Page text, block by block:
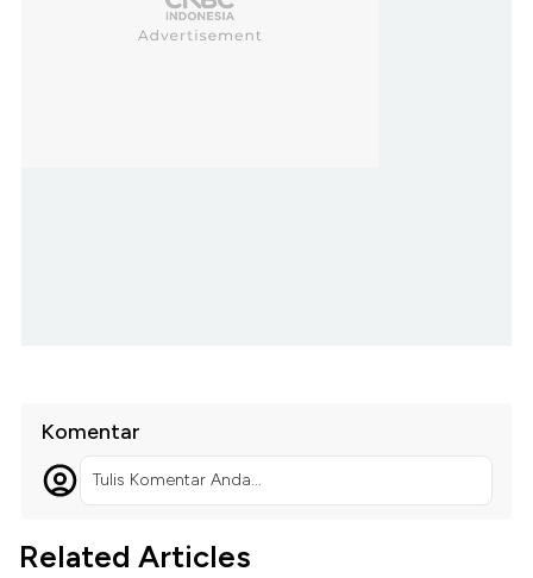
Komentar
Tulis Komentar Anda...
Related Articles